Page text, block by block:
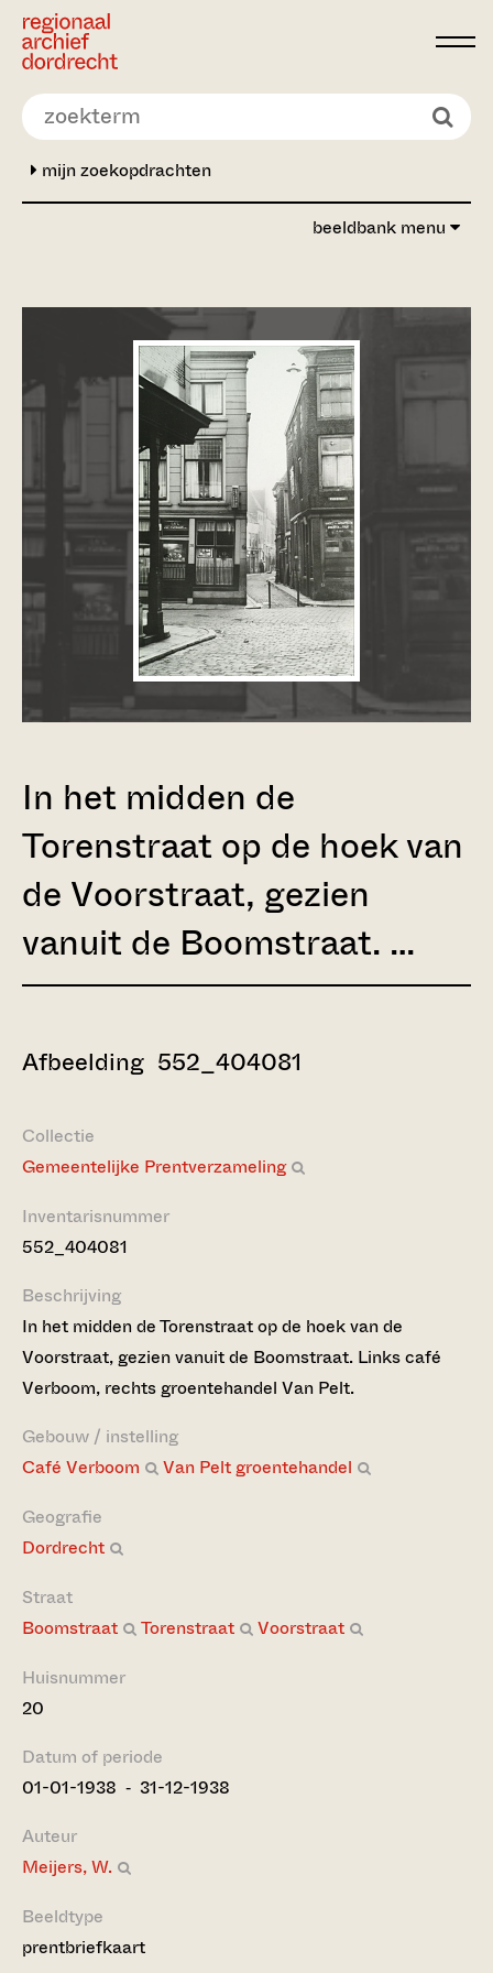
Ga direct naar de inhoud
mijn zoekopdrachten
beeldbank menu
In het midden de
Torenstraat op de hoek van
de Voorstraat, gezien
vanuit de Boomstraat. …
Afbeelding 552_404081
Collectie
Gemeentelijke Prentverzameling
Inventarisnummer
552_404081
Beschrijving
In het midden de Torenstraat op de hoek van de
Voorstraat, gezien vanuit de Boomstraat. Links café
Verboom, rechts groentehandel Van Pelt.
Gebouw / instelling
Café Verboom
Van Pelt groentehandel
Geografie
Dordrecht
Straat
Boomstraat
Torenstraat
Voorstraat
Huisnummer
20
Datum of periode
01-01-1938 ‐ 31-12-1938
Auteur
Meijers, W.
Beeldtype
prentbriefkaart